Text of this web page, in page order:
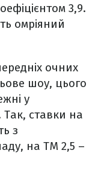
3,9.
омріяний
очних
шоу, цього
у
Так, ставки на
з
на ТМ 2,5 –